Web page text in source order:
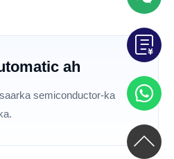
ah
semiconductor-ka